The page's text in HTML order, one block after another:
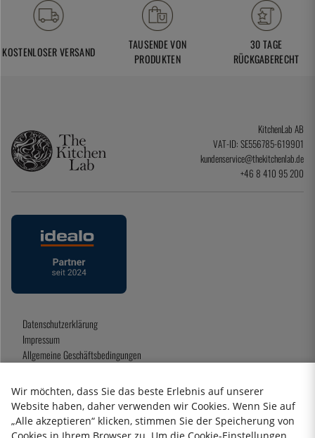
KOSTENLOSER VERSAND
TAUSENDE VON
PRODUKTEN
30 TAGE
RÜCKGABERECHT
KitchenLab AB
VAT-ID: SE556785-619901
kundenservice@thekitchenlab.de
+46 8 410 95 200
Datenschutzerklärung
Impressum
Allgemeine Geschäftsbedingungen
2026 KitchenLab AB
Wir möchten, dass Sie das beste Erlebnis auf unserer
Website haben, daher verwenden wir Cookies. Wenn Sie auf
„Alle akzeptieren“ klicken, stimmen Sie der Speicherung von